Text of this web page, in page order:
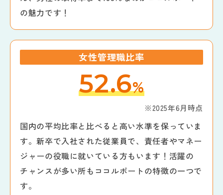
の魅力です！
女性管理職比率
52.6%
※2025年6月時点
国内の平均比率と比べると高い水準を保っていま
す。新卒で入社された従業員で、責任者やマネー
ジャーの役職に就いている方もいます！活躍の
チャンスが多い所もココルポートの特徴の一つで
す。